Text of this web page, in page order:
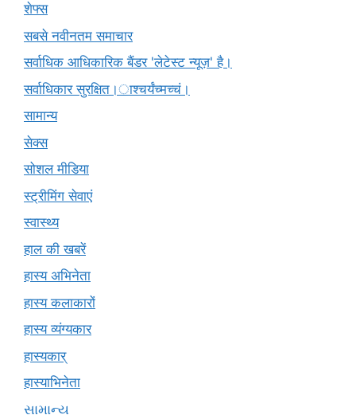
शेफ्स
सबसे नवीनतम समाचार
सर्वाधिक आधिकारिक बैंडर 'लेटेस्ट न्यूज़' है।
सर्वाधिकार सुरक्षित।ाश्चर्यंच्मच्चं।
सामान्य
सेक्स
सोशल मीडिया
स्ट्रीमिंग सेवाएं
स्वास्थ्य
हाल की खबरें
हास्य अभिनेता
हास्य कलाकारों
हास्य व्यंग्यकार
हास्यकार्
हास्याभिनेता
સામાન્ય